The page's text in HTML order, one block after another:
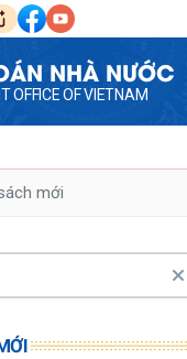
NHÀ NƯỚC
OFFICE OF VIETNAM
mới